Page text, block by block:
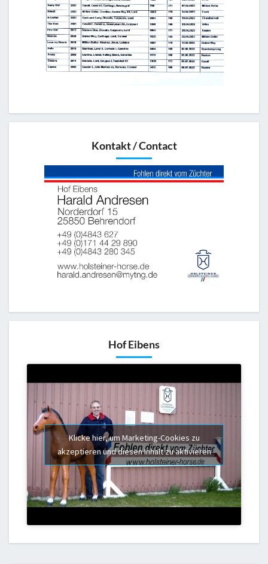
Kontakt / Contact
Hof Eibens
Klicke hier, um Marketing-Cookies zu
akzeptieren und diesen Inhalt zu aktivieren